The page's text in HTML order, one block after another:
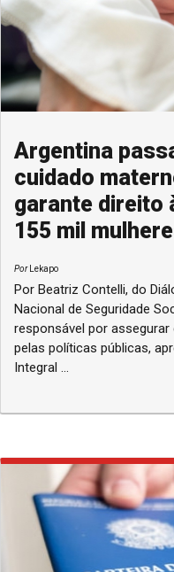
Argentina
cuidado
garante direito
155 mil
PorLekapo
Por Beatriz Contelli, do
Nacional de Seguridade
responsável por
pelas políticas públicas,
Integral ...